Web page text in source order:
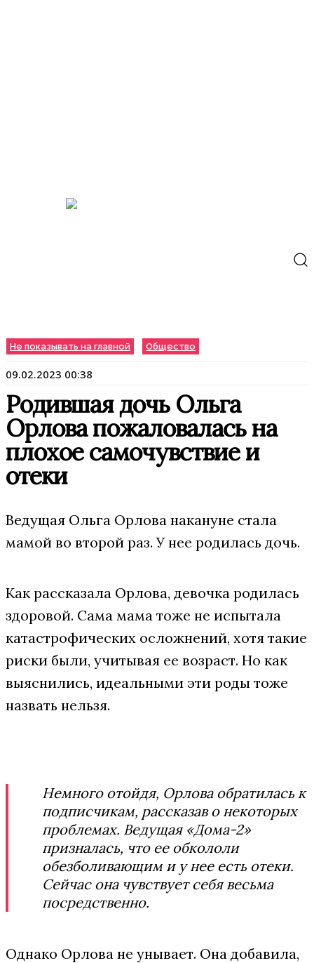
Не показывать на главной Общество
09.02.2023 00:38
Родившая дочь Ольга
Орлова пожаловалась на
плохое самочувствие и
отеки
Ведущая Ольга Орлова накануне стала
мамой во второй раз. У нее родилась дочь.
Как рассказала Орлова, девочка родилась
здоровой. Сама мама тоже не испытала
катастрофических осложнений, хотя такие
риски были, учитывая ее возраст. Но как
выяснились, идеальными эти роды тоже
назвать нельзя.
Немного отойдя, Орлова обратилась к
подписчикам, рассказав о некоторых
проблемах. Ведущая «Дома-2»
призналась, что ее обкололи
обезболивающим и у нее есть отеки.
Сейчас она чувствует себя весьма
посредственно.
Однако Орлова не унывает. Она добавила,